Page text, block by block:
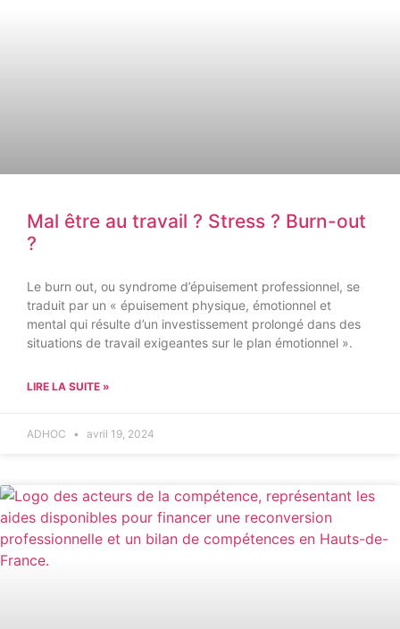
Mal être au travail ? Stress ? Burn-out
?
Le burn out, ou syndrome d’épuisement professionnel, se
traduit par un « épuisement physique, émotionnel et
mental qui résulte d’un investissement prolongé dans des
situations de travail exigeantes sur le plan émotionnel ».
LIRE LA SUITE »
ADHOC avril 19, 2024